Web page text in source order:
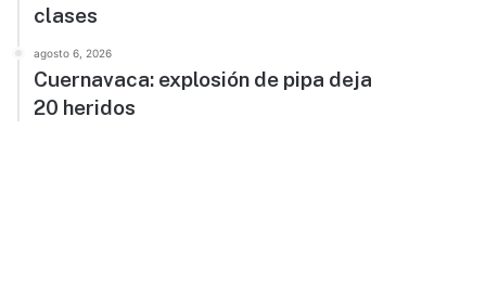
clases
agosto 6, 2026
Cuernavaca: explosión de pipa deja
20 heridos